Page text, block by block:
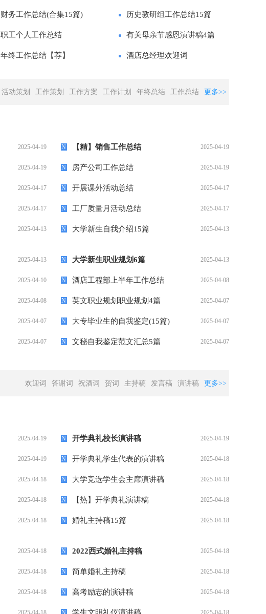
财务工作总结(合集15篇) 历史教研组工作总结15篇
职工个人工作总结 有关母亲节感恩演讲稿4篇
年终工作总结【荐】 酒店总经理欢迎词
更多>>
工作总结
年终总结
工作计划
工作方案
工作策划
活动策划
2025-04-19 N 【精】销售工作总结 2025-04-19
2025-04-19 N 房产公司工作总结 2025-04-19
2025-04-17 N 开展课外活动总结 2025-04-17
2025-04-17 N 工厂质量月活动总结 2025-04-17
2025-04-13 N 大学新生自我介绍15篇 2025-04-13
2025-04-13 N 大学新生职业规划6篇 2025-04-13
2025-04-10 N 酒店工程部上半年工作总结 2025-04-08
2025-04-08 N 英文职业规划职业规划4篇 2025-04-07
2025-04-07 N 大专毕业生的自我鉴定(15篇) 2025-04-07
2025-04-07 N 文秘自我鉴定范文汇总5篇 2025-04-07
更多>>
演讲稿
发言稿
主持稿
贺词
祝酒词
答谢词
欢迎词
2025-04-19 N 开学典礼校长演讲稿 2025-04-19
2025-04-19 N 开学典礼学生代表的演讲稿 2025-04-18
2025-04-18 N 大学竞选学生会主席演讲稿 2025-04-18
2025-04-18 N 【热】开学典礼演讲稿 2025-04-18
2025-04-18 N 婚礼主持稿15篇 2025-04-18
2025-04-18 N 2022西式婚礼主持稿 2025-04-18
2025-04-18 N 简单婚礼主持稿 2025-04-18
2025-04-18 N 高考励志的演讲稿 2025-04-18